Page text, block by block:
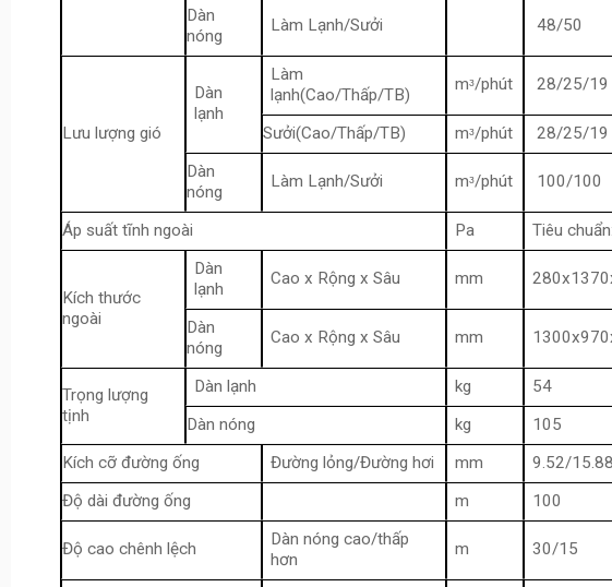
Dàn
nóng
Làm Lạnh/Sưởi 48/50
Lưu lượng gió
Dàn
lạnh
Làm
lạnh(Cao/Thấp/TB)
mᶟ/phút 28/25/19
Sưởi(Cao/Thấp/TB) mᶟ/phút
28/25/19
Dàn
nóng
Làm Lạnh/Sưởi mᶟ/phút 100/100
Áp suất tĩnh ngoài Pa Tiêu
Kích thước
ngoài
Dàn
lạnh
Cao x Rộng x Sâu mm
Dàn
nóng
Cao x Rộng x Sâu mm
Trọng lượng
tịnh
Dàn lạnh kg
54
Dàn nóng
kg
105
Kích cỡ đường ống
Đường lỏng/Đường hơi mm
9.52/15.88
Độ dài đường ống
m 100
Độ cao chênh lệch
Dàn nóng cao/thấp
hơn
m 30/15